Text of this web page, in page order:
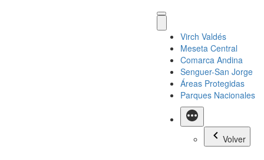
Virch Valdés
Meseta Central
Comarca Andina
Senguer-San Jorge
Áreas Protegidas
Parques Nacionales
Más
Volver